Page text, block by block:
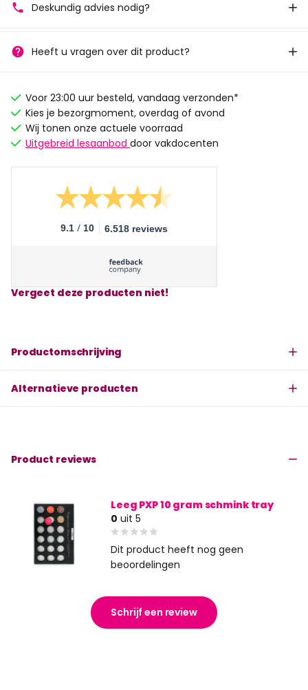
Deskundig advies nodig?
Heeft u vragen over dit product?
Voor 23:00 uur besteld, vandaag verzonden*
Kies je bezorgmoment, overdag of avond
Wij tonen onze actuele voorraad
Uitgebreid lesaanbod door vakdocenten
9.1 / 10 6.518 reviews
Vergeet deze producten niet!
Productomschrijving
Alternatieve producten
Product reviews
Leeg PXP 10 gram schmink tray
0 uit 5
Dit product heeft nog geen
beoordelingen
Schrijf een review